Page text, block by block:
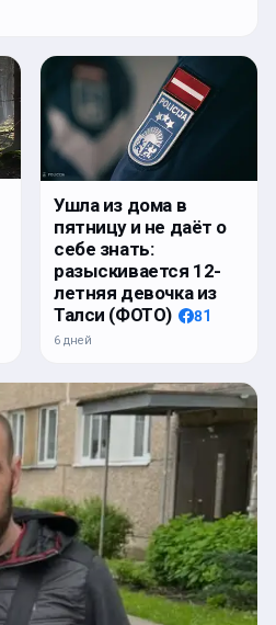
Ушла из дома в
пятницу и не даёт о
себе знать:
разыскивается 12-
летняя девочка из
Талси (ФОТО)
81
6 дней